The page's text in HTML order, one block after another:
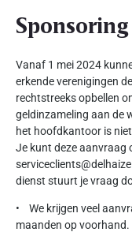
Vanaf 1 mei 2024
erkende verenigingen
rechtstreeks opbellen
geldinzameling aan de
het hoofdkantoor is
Je kunt deze aanvraag
dienst stuurt je vraag
• We krijgen veel
maanden op voorhand.